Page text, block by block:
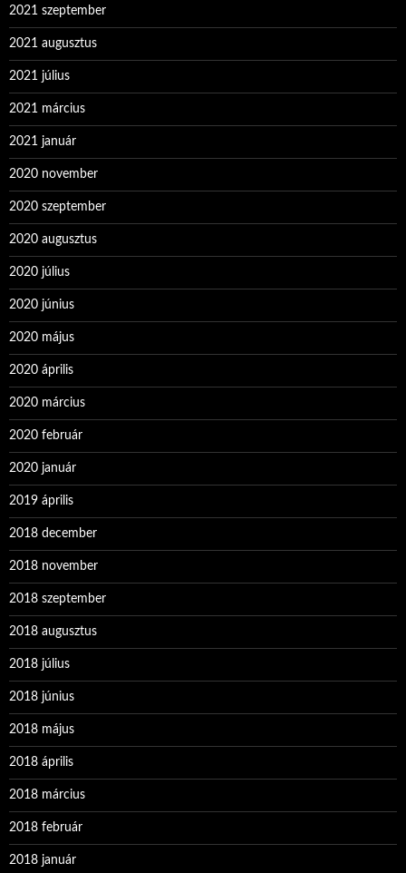
2021 szeptember
2021 augusztus
2021 július
2021 március
2021 január
2020 november
2020 szeptember
2020 augusztus
2020 július
2020 június
2020 május
2020 április
2020 március
2020 február
2020 január
2019 április
2018 december
2018 november
2018 szeptember
2018 augusztus
2018 július
2018 június
2018 május
2018 április
2018 március
2018 február
2018 január